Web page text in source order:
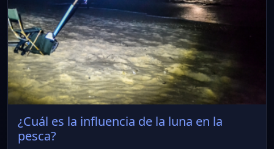
¿Cuál es la influencia de la luna en la
pesca?